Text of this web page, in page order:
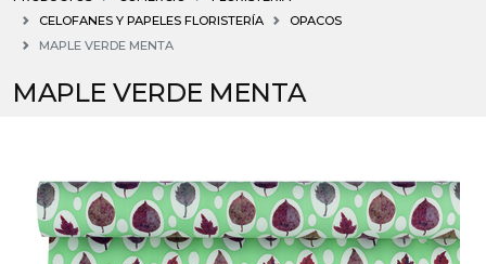
CELOFANES Y PAPELES FLORISTERÍA
OPACOS
MAPLE VERDE MENTA
MAPLE VERDE MENTA